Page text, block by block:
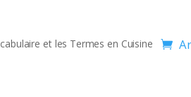
et les Termes en Cuisine